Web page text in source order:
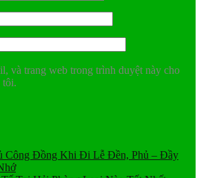
và trang web trong trình duyệt này cho
tôi.
Công Đồng Khi Đi Lễ Đền, Phủ – Đầy